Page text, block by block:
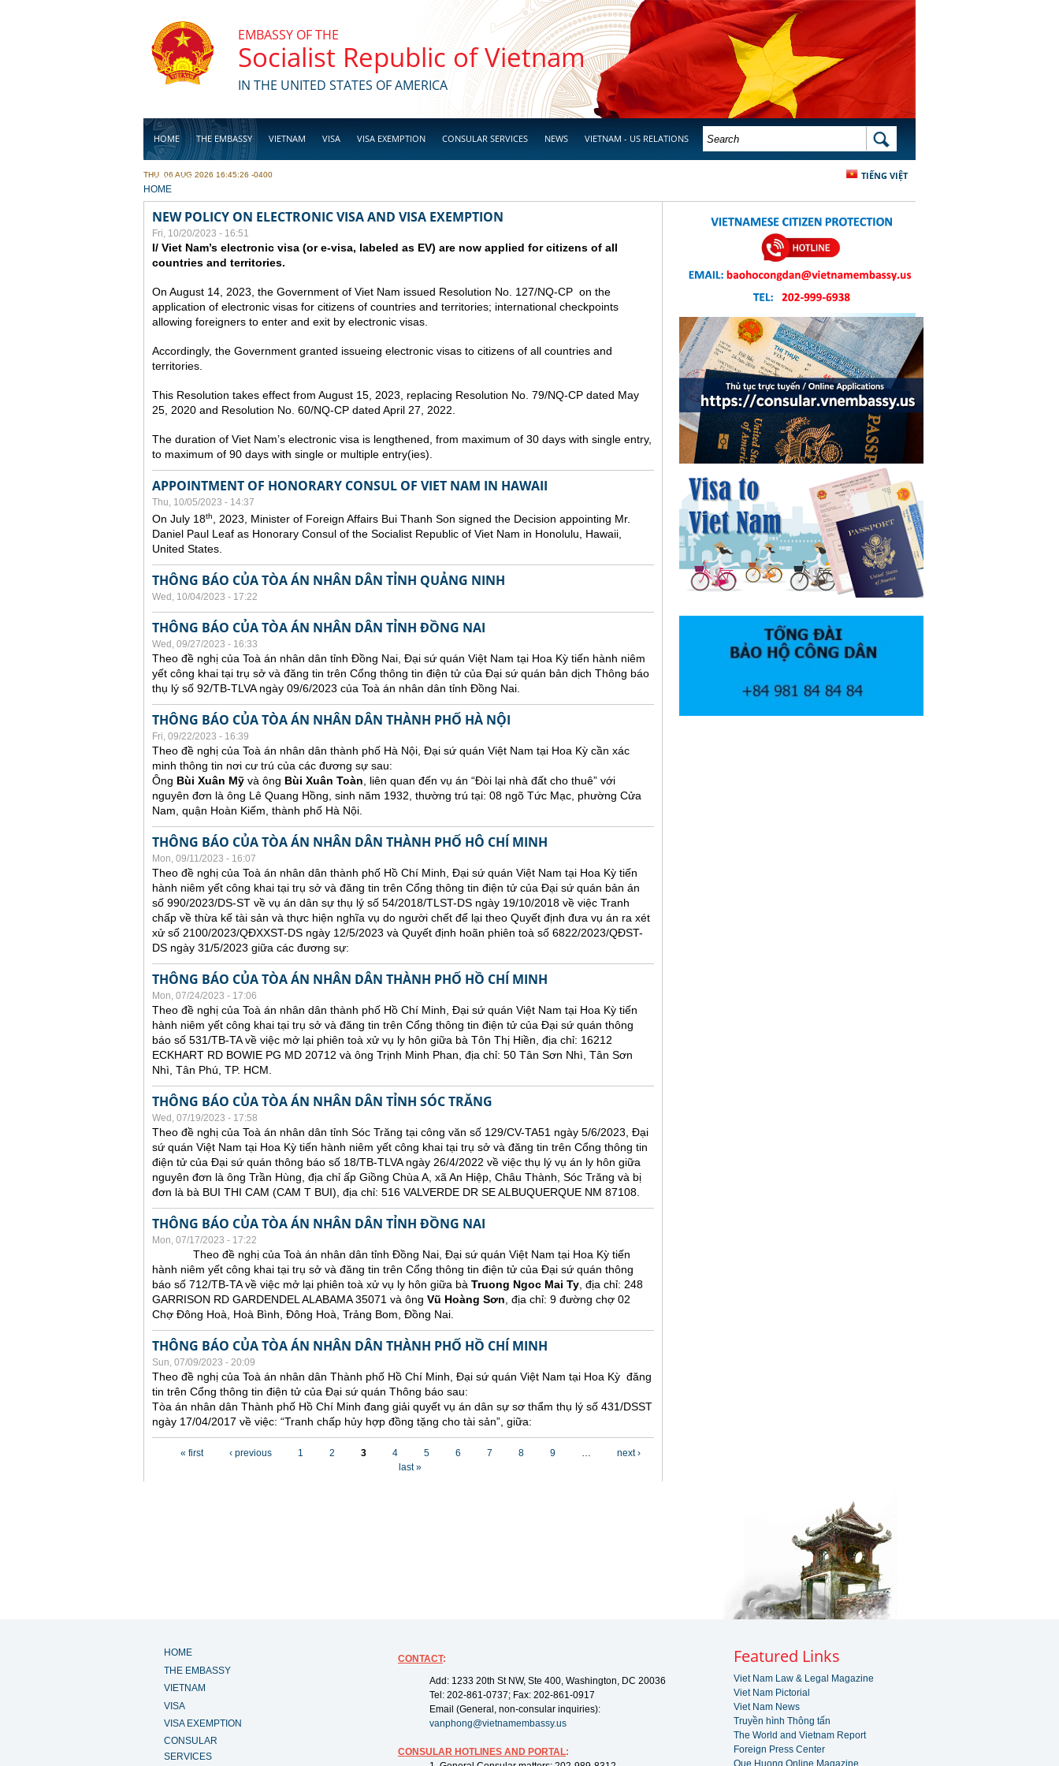
EMBASSY OF THE
Socialist Republic of Vietnam
IN THE UNITED STATES OF AMERICA
HOME THE EMBASSY VIETNAM VISA VISA EXEMPTION CONSULAR SERVICES NEWS VIETNAM - US RELATIONS
BUSINESS
SEARCH FORM SEARCH
TIẾNG VIỆT
THU, 06 AUG 2026 16:45:26 -0400
YOU ARE HERE
HOME
NEW POLICY ON ELECTRONIC VISA AND VISA EXEMPTION
Fri, 10/20/2023 - 16:51
I/ Viet Nam’s electronic visa (or e-visa, labeled as EV) are now applied for citizens of all
countries and territories.
On August 14, 2023, the Government of Viet Nam issued Resolution No. 127/NQ-CP on the
application of electronic visas for citizens of countries and territories; international checkpoints
allowing foreigners to enter and exit by electronic visas.
Accordingly, the Government granted issueing electronic visas to citizens of all countries and
territories.
This Resolution takes effect from August 15, 2023, replacing Resolution No. 79/NQ-CP dated May
25, 2020 and Resolution No. 60/NQ-CP dated April 27, 2022.
The duration of Viet Nam’s electronic visa is lengthened, from maximum of 30 days with single entry,
to maximum of 90 days with single or multiple entry(ies).
APPOINTMENT OF HONORARY CONSUL OF VIET NAM IN HAWAII
Thu, 10/05/2023 - 14:37
On July 18th
, 2023, Minister of Foreign Affairs Bui Thanh Son signed the Decision appointing Mr.
Daniel Paul Leaf as Honorary Consul of the Socialist Republic of Viet Nam in Honolulu, Hawaii,
United States.
THÔNG BÁO CỦA TÒA ÁN NHÂN DÂN TỈNH QUẢNG NINH
Wed, 10/04/2023 - 17:22
THÔNG BÁO CỦA TÒA ÁN NHÂN DÂN TỈNH ĐỒNG NAI
Wed, 09/27/2023 - 16:33
Theo đề nghị của Toà án nhân dân tỉnh Đồng Nai, Đại sứ quán Việt Nam tại Hoa Kỳ tiến hành niêm
yết công khai tại trụ sở và đăng tin trên Cổng thông tin điện tử của Đại sứ quán bản dịch Thông báo
thụ lý số 92/TB-TLVA ngày 09/6/2023 của Toà án nhân dân tỉnh Đồng Nai.
THÔNG BÁO CỦA TÒA ÁN NHÂN DÂN THÀNH PHỐ HÀ NỘI
Fri, 09/22/2023 - 16:39
Theo đề nghị của Toà án nhân dân thành phố Hà Nội, Đại sứ quán Việt Nam tại Hoa Kỳ cần xác
minh thông tin nơi cư trú của các đương sự sau:
Ông Bùi Xuân Mỹ và ông Bùi Xuân Toàn , liên quan đến vụ án “Đòi lại nhà đất cho thuê” với
nguyên đơn là ông Lê Quang Hồng, sinh năm 1932, thường trú tại: 08 ngõ Tức Mạc, phường Cửa
Nam, quận Hoàn Kiếm, thành phố Hà Nội.
THÔNG BÁO CỦA TÒA ÁN NHÂN DÂN THÀNH PHỐ HÔ CHÍ MINH
Mon, 09/11/2023 - 16:07
Theo đề nghị của Toà án nhân dân thành phố Hồ Chí Minh, Đại sứ quán Việt Nam tại Hoa Kỳ tiến
hành niêm yết công khai tại trụ sở và đăng tin trên Cổng thông tin điện tử của Đại sứ quán bản án
số 990/2023/DS-ST về vụ án dân sự thụ lý số 54/2018/TLST-DS ngày 19/10/2018 về việc Tranh
chấp về thừa kế tài sản và thực hiện nghĩa vụ do người chết để lại theo Quyết định đưa vụ án ra xét
xử số 2100/2023/QĐXXST-DS ngày 12/5/2023 và Quyết định hoãn phiên toà số 6822/2023/QĐST-
DS ngày 31/5/2023 giữa các đương sự:
THÔNG BÁO CỦA TÒA ÁN NHÂN DÂN THÀNH PHỐ HỒ CHÍ MINH
Mon, 07/24/2023 - 17:06
Theo đề nghị của Toà án nhân dân thành phố Hồ Chí Minh, Đại sứ quán Việt Nam tại Hoa Kỳ tiến
hành niêm yết công khai tại trụ sở và đăng tin trên Cổng thông tin điện tử của Đại sứ quán thông
báo số 531/TB-TA về việc mở lại phiên toà xử vụ ly hôn giữa bà Tôn Thị Hiền, địa chỉ: 16212
ECKHART RD BOWIE PG MD 20712 và ông Trịnh Minh Phan, địa chỉ: 50 Tân Sơn Nhì, Tân Sơn
Nhì, Tân Phú, TP. HCM.
THÔNG BÁO CỦA TÒA ÁN NHÂN DÂN TỈNH SÓC TRĂNG
Wed, 07/19/2023 - 17:58
Theo đề nghị của Toà án nhân dân tỉnh Sóc Trăng tại công văn số 129/CV-TA51 ngày 5/6/2023, Đại
sứ quán Việt Nam tại Hoa Kỳ tiến hành niêm yết công khai tại trụ sở và đăng tin trên Cổng thông tin
điện tử của Đại sứ quán thông báo số 18/TB-TLVA ngày 26/4/2022 về việc thụ lý vụ án ly hôn giữa
nguyên đơn là ông Trần Hùng, địa chỉ ấp Giồng Chùa A, xã An Hiệp, Châu Thành, Sóc Trăng và bị
đơn là bà BUI THI CAM (CAM T BUI), địa chỉ: 516 VALVERDE DR SE ALBUQUERQUE NM 87108.
THÔNG BÁO CỦA TÒA ÁN NHÂN DÂN TỈNH ĐỒNG NAI
Mon, 07/17/2023 - 17:22
Theo đề nghị của Toà án nhân dân tỉnh Đồng Nai, Đại sứ quán Việt Nam tại Hoa Kỳ tiến
hành niêm yết công khai tại trụ sở và đăng tin trên Cổng thông tin điện tử của Đại sứ quán thông
báo số 712/TB-TA về việc mở lại phiên toà xử vụ ly hôn giữa bà Truong Ngoc Mai Ty , địa chỉ: 248
GARRISON RD GARDENDEL ALABAMA 35071 và ông Vũ Hoàng Sơn , địa chỉ: 9 đường chợ 02
Chợ Đông Hoà, Hoà Bình, Đông Hoà, Trảng Bom, Đồng Nai.
THÔNG BÁO CỦA TÒA ÁN NHÂN DÂN THÀNH PHỐ HỒ CHÍ MINH
Sun, 07/09/2023 - 20:09
Theo đề nghị của Toà án nhân dân Thành phố Hồ Chí Minh, Đại sứ quán Việt Nam tại Hoa Kỳ đăng
tin trên Cổng thông tin điện tử của Đại sứ quán Thông báo sau:
Tòa án nhân dân Thành phố Hồ Chí Minh đang giải quyết vụ án dân sự sơ thẩm thụ lý số 431/DSST
ngày 17/04/2017 về việc: “Tranh chấp hủy hợp đồng tặng cho tài sản”, giữa:
« first ‹ previous 1 2 3 4 5 6 7 8 9 …
next ›
last »
HOME
THE EMBASSY
VIETNAM
VISA
VISA EXEMPTION
CONSULAR
SERVICES
CONTACT:
Add: 1233 20th St NW, Ste 400, Washington, DC 20036
Tel: 202-861-0737; Fax: 202-861-0917
Email (General, non-consular inquiries):
vanphong@vietnamembassy.us
CONSULAR HOTLINES AND PORTAL:
Featured Links
Viet Nam Law & Legal Magazine
Viet Nam Pictorial
Viet Nam News
Truyền hình Thông tấn
The World and Vietnam Report
Foreign Press Center
Que Huong Online Magazine